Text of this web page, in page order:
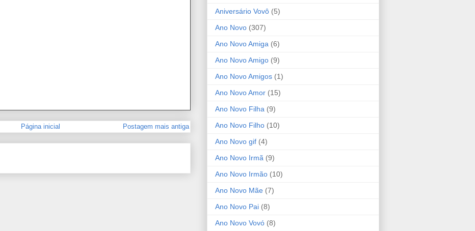
Postagem mais antiga
Página inicial
Aniversário Vovô (5)
Ano Novo (307)
Ano Novo Amiga (6)
Ano Novo Amigo (9)
Ano Novo Amigos (1)
Ano Novo Amor (15)
Ano Novo Filha (9)
Ano Novo Filho (10)
Ano Novo gif (4)
Ano Novo Irmã (9)
Ano Novo Irmão (10)
Ano Novo Mãe (7)
Ano Novo Pai (8)
Ano Novo Vovó (8)